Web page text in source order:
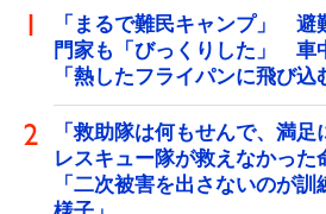
「まるで難民キャンプ」 避
門家も「びっくりした」 車
「熱したフライパンに飛び込
「救助隊は何もせんで、満足
レスキュー隊が救えなかっ
「二次被害を出さないのが